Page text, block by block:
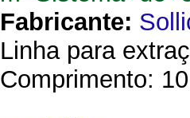
Fabricante:
Linha para
Comprimento: